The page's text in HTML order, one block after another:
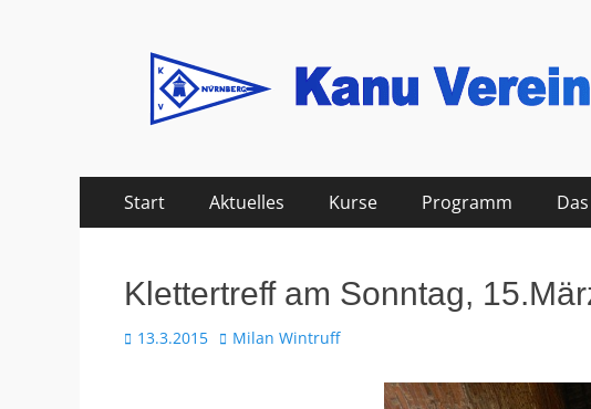
Kanu Verein Nuernberg
Primäres
Menü
Inhalt
Start Aktuelles Kurse Programm
Klettertreff am Sonntag,
Veröffentlicht
13.3.2015 Autor
Milan Wintruff